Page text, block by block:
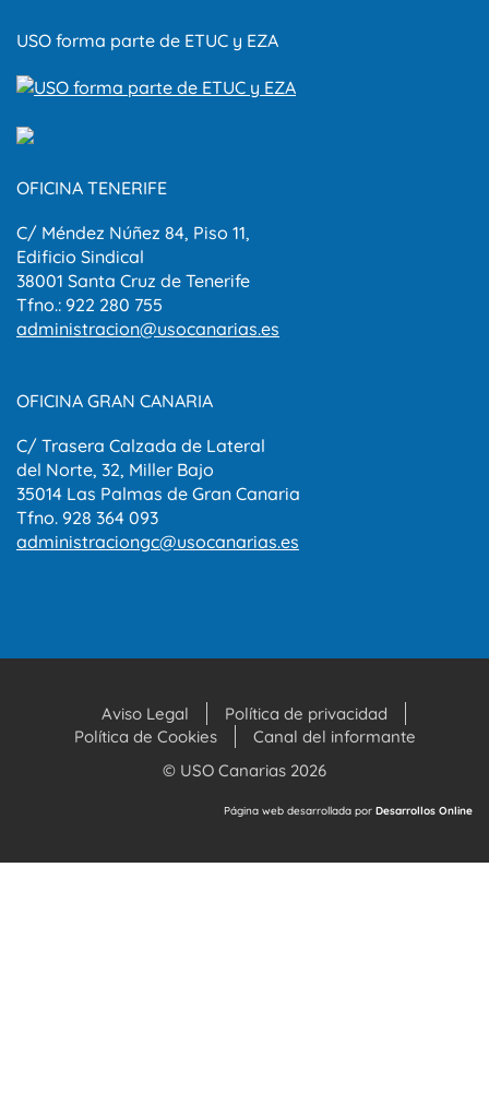
USO forma parte de ETUC y EZA
OFICINA TENERIFE
C/ Méndez Núñez 84, Piso 11,
Edificio Sindical
38001 Santa Cruz de Tenerife
Tfno.: 922 280 755
administracion@usocanarias.es
OFICINA GRAN CANARIA
C/ Trasera Calzada de Lateral
del Norte, 32, Miller Bajo
35014 Las Palmas de Gran Canaria
Tfno. 928 364 093
administraciongc@usocanarias.es
Aviso Legal
Política de privacidad
Política de Cookies
Canal del informante
© USO Canarias 2026
Página web desarrollada por Desarrollos Online